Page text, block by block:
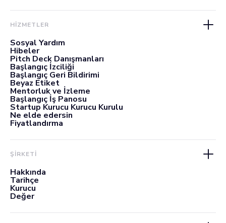
HİZMETLER
Sosyal Yardım
Hibeler
Pitch Deck Danışmanları
Başlangıç İzciliği
Başlangıç Geri Bildirimi
Beyaz Etiket
Mentorluk ve İzleme
Başlangıç İş Panosu
Startup Kurucu Kurucu Kurulu
Ne elde edersin
Fiyatlandırma
ŞİRKETİ
Hakkında
Tarihçe
Kurucu
Değer